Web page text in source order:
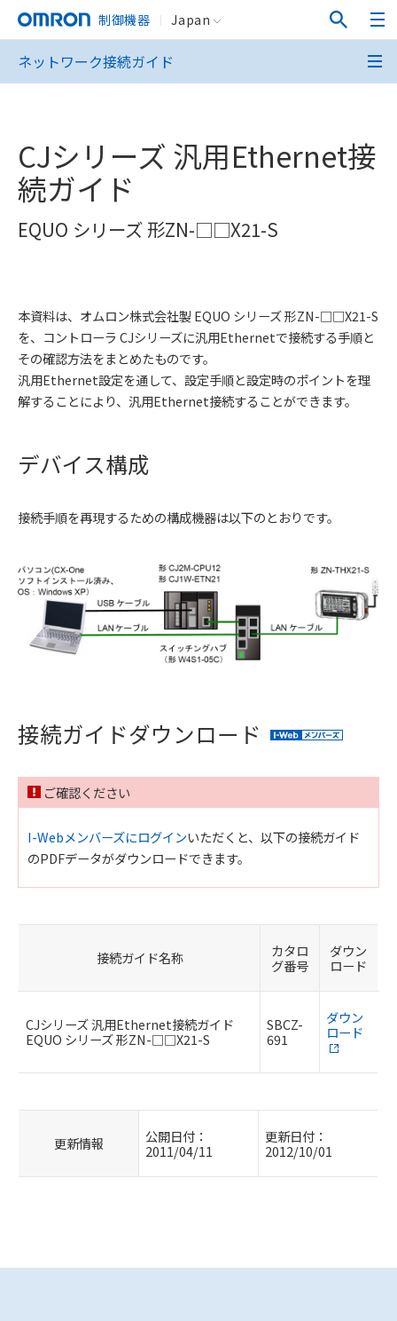
制御機器 Japan
ネットワーク接続ガイド
CJシリーズ 汎用Ethernet接
続ガイド
EQUO シリーズ 形ZN-□□X21-S
本資料は、オムロン株式会社製 EQUO シリーズ 形ZN-□□X21-S
を、コントローラ CJシリーズに汎用Ethernetで接続する手順と
その確認方法をまとめたものです。
汎用Ethernet設定を通して、設定手順と設定時のポイントを理
解することにより、汎用Ethernet接続することができます。
デバイス構成
接続手順を再現するための構成機器は以下のとおりです。
接続ガイドダウンロード
ご確認ください
I-Webメンバーズにログインいただくと、以下の接続ガイド
のPDFデータがダウンロードできます。
接続ガイド名称
カタロ
グ番号
ダウン
ロード
CJシリーズ 汎用Ethernet接続ガイド
EQUO シリーズ 形ZN-□□X21-S
SBCZ-
691
ダウン
ロード
更新情報
公開日付：
2011/04/11
更新日付：
2012/10/01